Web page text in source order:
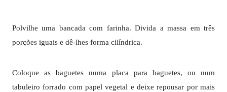
Polvilhe uma bancada com farinha. Divida a massa em três
porções iguais e dê-lhes forma cilíndrica.
Coloque as baguetes numa placa para baguetes, ou num
tabuleiro forrado com papel vegetal e deixe repousar por mais